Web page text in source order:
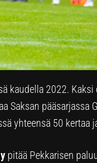
kaudella 2022.
Saksan pääsarjassa
yhteensä 50 kertaa
pitää Pekkarisen